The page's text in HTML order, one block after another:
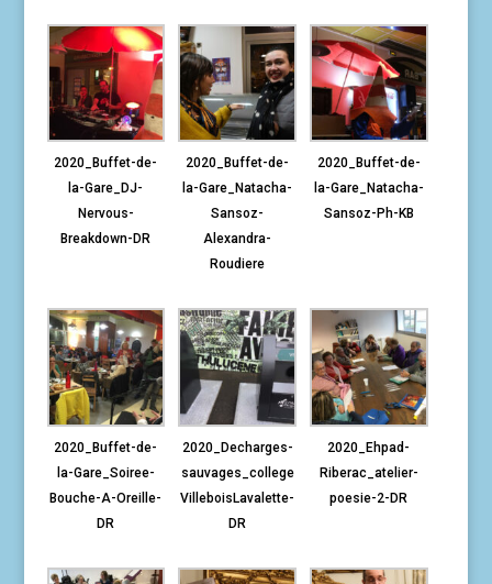
2020_Buffet-de-
la-Gare_DJ-
Nervous-
Breakdown-DR
2020_Buffet-de-
la-Gare_Natacha-
Sansoz-
Alexandra-
Roudiere
2020_Buffet-de-
la-Gare_Natacha-
Sansoz-Ph-KB
2020_Buffet-de-
la-Gare_Soiree-
Bouche-A-Oreille-
DR
2020_Decharges-
sauvages_college
VilleboisLavalette-
DR
2020_Ehpad-
Riberac_atelier-
poesie-2-DR